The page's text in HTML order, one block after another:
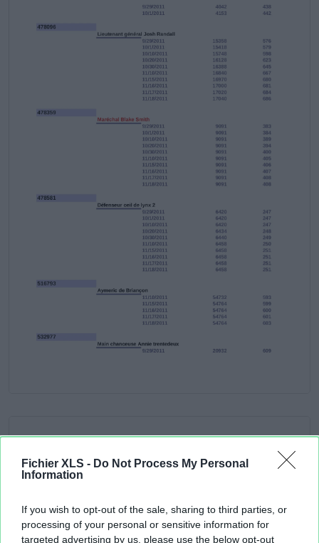
Fichier XLS - Do Not Process My Personal
Information
If you wish to opt-out of the sale, sharing to third parties, or
processing of your personal or sensitive information for
targeted advertising by us, please use the below opt-out